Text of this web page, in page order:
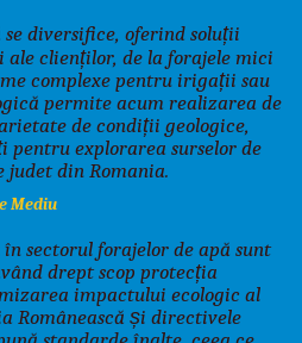
diversifice, oferind soluții
clienților, de la forajele mici
complexe pentru irigații sau
permite acum realizarea de
de condiții geologice,
pentru explorarea surselor de
judet din Romania.
Mediu
sectorul forajelor de apă sunt
drept scop protecția
impactului ecologic al
Românească și directivele